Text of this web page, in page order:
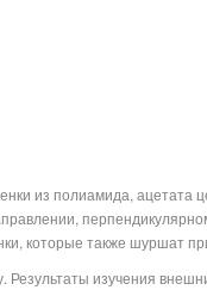
из полиамида, ацетата
которые также шуршат
изучения